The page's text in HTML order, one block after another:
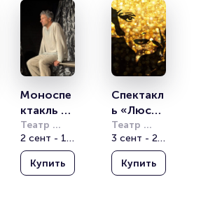
Моноспе
ктакль
Григория
Антипенк
о
«Старик
Театр
Вахтангова
2 сент - 16 окт
Купить
Спектакл
ь «Люся.
Признани
е в
любви»
Театр
Вахтангова
3 сент - 28 окт
Купить